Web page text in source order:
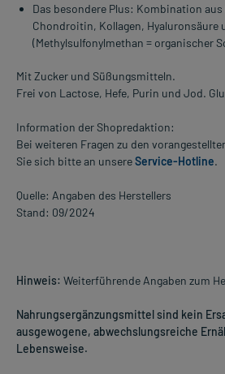
Das besondere Plus: Kombination
Chondroitin, Kollagen, Hyaluronsäure
(Methylsulfonylmethan = organischer
Mit Zucker und Süßungsmitteln.
Frei von Lactose, Hefe, Purin und Jod.
Information der Shopredaktion:
Bei weiteren Fragen zu den
Sie sich bitte an unsereService-Hotline.
Quelle: Angaben des Herstellers
Stand: 09/2024
Hinweis: Weiterführende Angaben zum
Nahrungsergänzungsmittel sind kein
ausgewogene, abwechslungsreiche
Lebensweise.